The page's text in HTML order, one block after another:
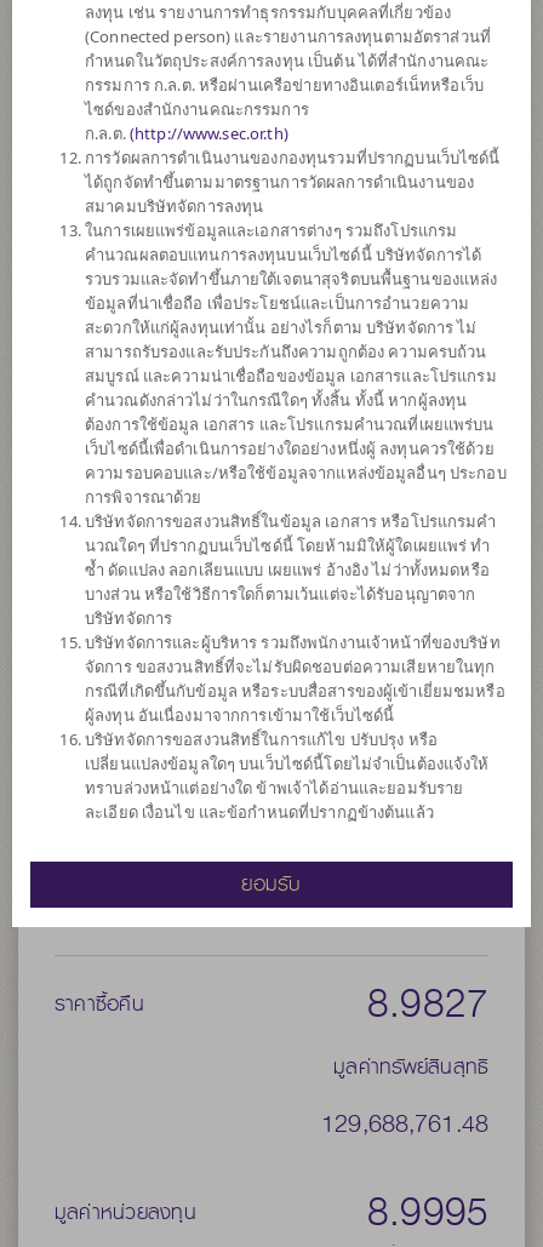
ข้อมูลสรุป
ผลการดำเนินงาน
ข้อมูลการสั่งซื้อขาย
ดาวน์โหลดเอกสาร
ปฏิทินวันหยุด
นโยบาย
เน้นลงทุนในหน่วยลงทุนของกองทุนรวมต่างประเทศเพียงกองทุนเดียว
(Feeder Fund) ได้แก่ Hang Seng China Enterprises Index ETF (กองทุน
หลัก) กองทุนหลักลงทุนในตราสารทุนที่สามารถสร้างผลตอบแทน
กองทุนก่อนหักค่าธรรมเนียมและค่าใช้จ่ายทั้งหมดของกองทุนให้ใกล้
เคียงหรือเทียบเท่ากับผลตอบแทนจากการลงทุนในดัชนี Hang Seng
China Enterprises Index (H-Share Index) ให้มากที่สุด
กองทุนอาจลงทุนในสัญญาซื้อขายล่วงหน้า (Derivatives) เพื่อเพิ่ม
ประสิทธิภาพการบริหารการลงทุน (Efficient portfolio management)
และ/หรือการบริหารความเสี่ยง โดยป้องกันความเสี่ยงจากอัตราแลก
เปลี่ยนของหลักทรัพย์หรือทรัพย์สินในสกุลเงินต่างประเทศที่กองทุนถือ
อยู่เทียบกับสกุลเงินบาท ณ ขณะใดขณะหนึ่ง ระหว่างร้อยละ 95 ถึงร้อย
ละ 105 ของมูลค่าความเสี่ยงที่มีอยู่
ประเภทกองทุน กองทุนที่ลงทุนในต่างประเทศ
ประเภทกองทุนย่อย เน้นลงทุนในตราสารทุน
จำนวนเงินลงทุนโครงการ 50,000 ล้าน
วันที่จดทะเบียนกองทุน วันที่ 19 มี.ค. 2556
วันที่ครบอายุกองทุน N/A
ราคาขาย 9.0068
ราคาซื้อคืน 8.9827
มูลค่าทรัพย์สินสุทธิ
129,688,761.48
มูลค่าหน่วยลงทุน 8.9995
ลงทุน เช่น รายงานการทำธุรกรรมกับบุคคลที่เกี่ยวข้อง
(Connected person) และรายงานการลงทุนตามอัตราส่วนที่
กำหนดในวัตถุประสงค์การลงทุน เป็นต้น ได้ที่สำนักงานคณะ
กรรมการ ก.ล.ต. หรือผ่านเครือข่ายทางอินเตอร์เน็ทหรือเว็บ
ไซด์ของสำนักงานคณะกรรมการ
ก.ล.ต.(http://www.sec.or.th)
การวัดผลการดำเนินงานของกองทุนรวมที่ปรากฏบนเว็บไซด์นี้
ได้ถูกจัดทำขึ้นตามมาตรฐานการวัดผลการดำเนินงานของ
สมาคมบริษัทจัดการลงทุน
ในการเผยแพร่ข้อมูลและเอกสารต่างๆ รวมถึงโปรแกรม
คำนวณผลตอบแทนการลงทุนบนเว็บไซด์นี้ บริษัทจัดการได้
รวบรวมและจัดทำขึ้นภายใต้เจตนาสุจริตบนพื้นฐานของแหล่ง
ข้อมูลที่น่าเชื่อถือ เพื่อประโยชน์และเป็นการอำนวยความ
สะดวกให้แก่ผู้ลงทุนเท่านั้น อย่างไรก็ตาม บริษัทจัดการ ไม่
สามารถรับรองและรับประกันถึงความถูกต้อง ความครบถ้วน
สมบูรณ์ และความน่าเชื่อถือของข้อมูล เอกสารและโปรแกรม
คำนวณดังกล่าวไม่ว่าในกรณีใดๆ ทั้งสิ้น ทั้งนี้ หากผู้ลงทุน
ต้องการใช้ข้อมูล เอกสาร และโปรแกรมคำนวณที่เผยแพร่บน
เว็บไซด์นี้เพื่อดำเนินการอย่างใดอย่างหนึ่งผู้ ลงทุนควรใช้ด้วย
ความรอบคอบและ/หรือใช้ข้อมูลจากแหล่งข้อมูลอื่นๆ ประกอบ
การพิจารณาด้วย
บริษัทจัดการขอสงวนสิทธิ์ในข้อมูล เอกสาร หรือโปรแกรมคำ
นวณใดๆ ที่ปรากฏบนเว็บไซด์นี้ โดยห้ามมิให้ผู้ใดเผยแพร่ ทำ
ซ้ำ ดัดแปลง ลอกเลียนแบบ เผยแพร่ อ้างอิง ไม่ว่าทั้งหมดหรือ
บางส่วน หรือใช้วิธีการใดก็ตามเว้นแต่จะได้รับอนุญาตจาก
บริษัทจัดการ
บริษัทจัดการและผู้บริหาร รวมถึงพนักงานเจ้าหน้าที่ของบริษัท
จัดการ ขอสงวนสิทธิ์ที่จะไม่รับผิดชอบต่อความเสียหายในทุก
กรณีที่เกิดขึ้นกับข้อมูล หรือระบบสื่อสารของผู้เข้าเยี่ยมชมหรือ
ผู้ลงทุน อันเนื่องมาจากการเข้ามาใช้เว็บไซด์นี้
บริษัทจัดการขอสงวนสิทธิ์ในการแก้ไข ปรับปรุง หรือ
เปลี่ยนแปลงข้อมูลใดๆ บนเว็บไซด์นี้โดยไม่จำเป็นต้องแจ้งให้
ทราบล่วงหน้าแต่อย่างใด ข้าพเจ้าได้อ่านและยอมรับราย
ละเอียด เงื่อนไข และข้อกำหนดที่ปรากฏข้างต้นแล้ว
ยอมรับ